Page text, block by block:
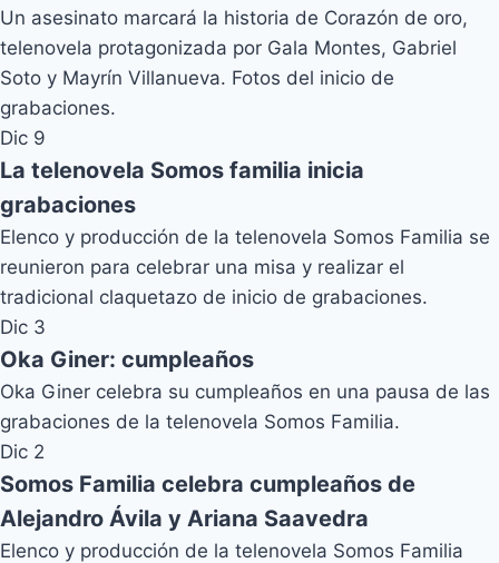
Un asesinato marcará la historia de Corazón de oro,
telenovela protagonizada por Gala Montes, Gabriel
Soto y Mayrín Villanueva. Fotos del inicio de
grabaciones.
Dic 9
La telenovela Somos familia inicia
grabaciones
Elenco y producción de la telenovela Somos Familia se
reunieron para celebrar una misa y realizar el
tradicional claquetazo de inicio de grabaciones.
Dic 3
Oka Giner: cumpleaños
Oka Giner celebra su cumpleaños en una pausa de las
grabaciones de la telenovela Somos Familia.
Dic 2
Somos Familia celebra cumpleaños de
Alejandro Ávila y Ariana Saavedra
Elenco y producción de la telenovela Somos Familia